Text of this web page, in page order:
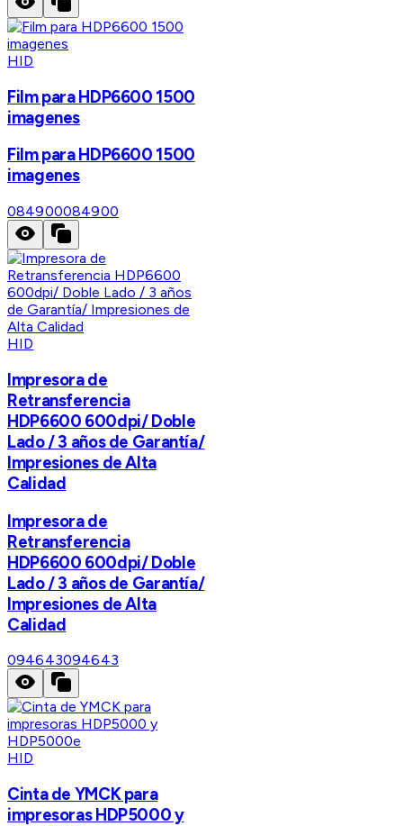
HID
Film para HDP6600 1500
imagenes
Film para HDP6600 1500
imagenes
084900084900
HID
Impresora de
Retransferencia
HDP6600 600dpi/ Doble
Lado / 3 años de Garantía/
Impresiones de Alta
Calidad
Impresora de
Retransferencia
HDP6600 600dpi/ Doble
Lado / 3 años de Garantía/
Impresiones de Alta
Calidad
094643094643
HID
Cinta de YMCK para
impresoras HDP5000 y